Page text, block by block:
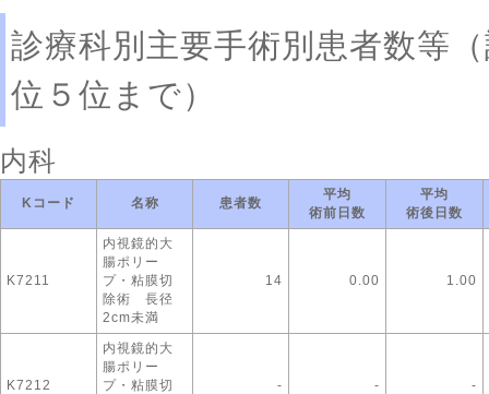
診療科別主要手術別患者数等
位５位まで）
内科
Kコード 名称 患者数
平均
術前日数
平均
術後日数
K7211
内視鏡的大
腸ポリー
プ・粘膜切
除術 長径
2cm未満
14 0.00 1.00
K7212
内視鏡的大
腸ポリー
プ・粘膜切
- - -